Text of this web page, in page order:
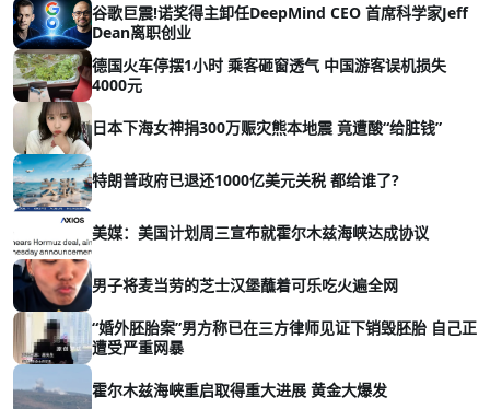
谷歌巨震!诺奖得主卸任DeepMind CEO 首席科学家Jeff
Dean离职创业
德国火车停摆1小时 乘客砸窗透气 中国游客误机损失
4000元
日本下海女神捐300万赈灾熊本地震 竟遭酸“给脏钱”
特朗普政府已退还1000亿美元关税 都给谁了?
美媒：美国计划周三宣布就霍尔木兹海峡达成协议
男子将麦当劳的芝士汉堡蘸着可乐吃火遍全网
“婚外胚胎案”男方称已在三方律师见证下销毁胚胎 自己正
遭受严重网暴
霍尔木兹海峡重启取得重大进展 黄金大爆发